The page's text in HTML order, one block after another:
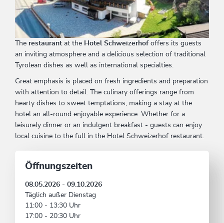
The restaurantat the Hotel Schweizerhof offers its guests
an inviting atmosphere and a delicious selection of traditional
Tyrolean dishes as well as international specialties.
Great emphasis is placed on fresh ingredients and preparation
with attention to detail. The culinary offerings range from
hearty dishes to sweet temptations, making a stay at the
hotel an all-round enjoyable experience. Whether for a
leisurely dinner or an indulgent breakfast - guests can enjoy
local cuisine to the full in the Hotel Schweizerhof restaurant.
Öffnungszeiten
08.05.2026 - 09.10.2026
Täglich außer Dienstag
11:00 - 13:30 Uhr
17:00 - 20:30 Uhr